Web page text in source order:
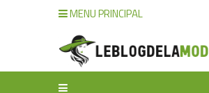
MENU PRINCIPAL